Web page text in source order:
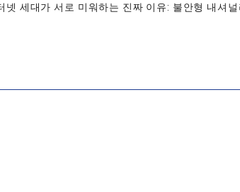
넷 세대가 서로 미워하는 진짜 이유: 불안형 내셔